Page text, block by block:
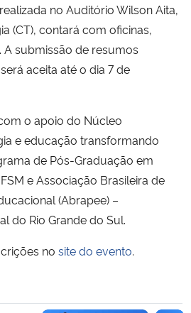
no Auditório Wilson Aita,
(CT), contará com oficinas,
A submissão de resumos
aceita até o dia 7 de
o apoio do Núcleo
e educação transformando
de Pós-Graduação em
e Associação Brasileira de
(Abrapee) –
do Rio Grande do Sul.
no site do evento.